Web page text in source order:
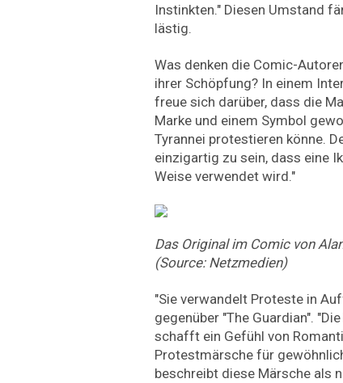
Instinkten." Diesen Umstand
lästig.
Was denken die Comic-
ihrer Schöpfung? In einem
freue sich darüber, dass die
Marke und einem Symbol
Tyrannei protestieren könne.
einzigartig zu sein, dass eine
Weise verwendet wird."
Das Original im Comic von
(Source: Netzmedien)
"Sie verwandelt Proteste in
gegenüber "The Guardian".
schafft ein Gefühl von
Protestmärsche für
beschreibt diese Märsche als